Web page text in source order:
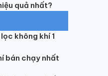
quả nhất?
không khí 1
bán chạy nhất